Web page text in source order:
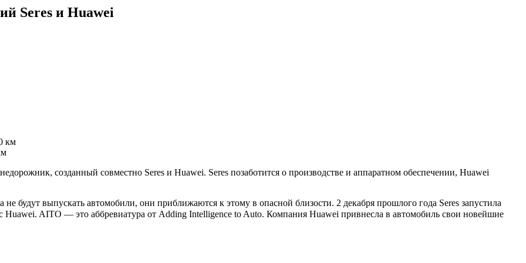
Seres и Huawei
созданный совместно Seres и Huawei. Seres позаботится о производстве и аппаратном обеспечении, Huawei
будут выпускать автомобили, они приближаются к этому в опасной близости. 2 декабря прошлого года Seres запустила
Huawei. AITO — это аббревиатура от Adding Intelligence to Auto. Компания Huawei привнесла в автомобиль свои новейшие